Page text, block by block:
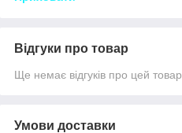
Відгуки про товар
Ще немає відгуків про цей товар
Умови доставки